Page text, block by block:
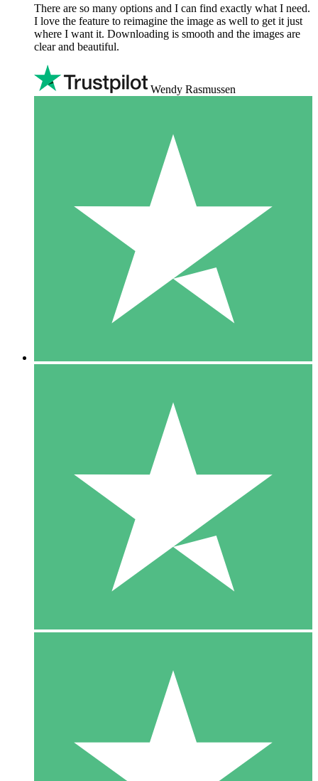
There are so many options and I can find exactly what I need.
I love the feature to reimagine the image as well to get it just
where I want it. Downloading is smooth and the images are
clear and beautiful.
Wendy Rasmussen